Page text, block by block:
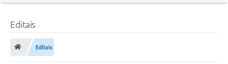
Editais
Editais